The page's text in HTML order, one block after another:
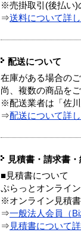
※売掛取引(後払い)
⇒送料について詳
配送について
在庫がある場合の
尚、複数の商品を
※配送業者は「佐
⇒配送について詳
見積書・請求書
■見積書について
ぷらっとオンライ
※オンライン見積書
⇒一般法人会員（
⇒ 見積書について